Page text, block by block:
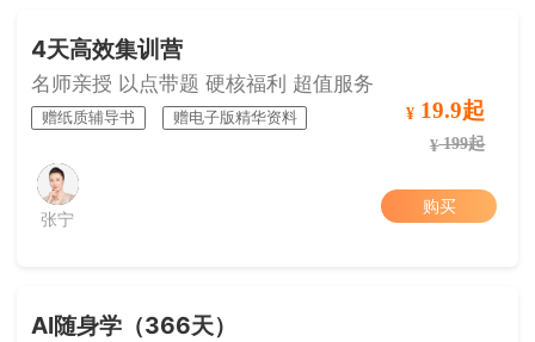
4天高效集训营
名师亲授 以点带题 硬核福利 超值服务
赠纸质辅导书 赠电子版精华资料
张宁
¥ 19.9起
¥199起
购买
AI随身学（366天）